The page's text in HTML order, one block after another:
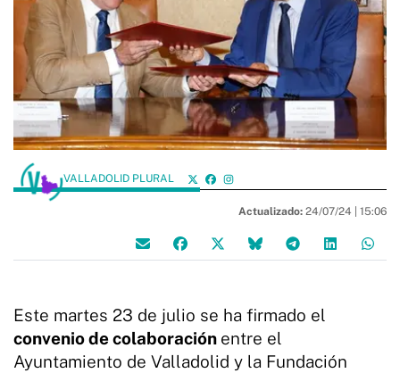
VALLADOLID PLURAL
Actualizado: 24/07/24 | 15:06
Este martes 23 de julio se ha firmado el
convenio de colaboración entre el
Ayuntamiento de Valladolid y la Fundación